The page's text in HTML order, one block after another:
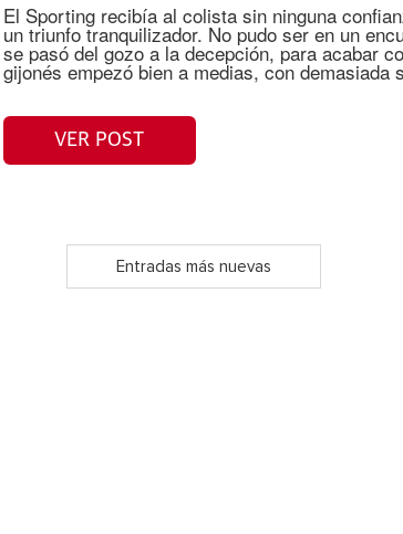
El Sporting recibía al colista sin ninguna
un triunfo tranquilizador. No pudo ser en un
se pasó del gozo a la decepción, para acabar
gijonés empezó bien a medias, con
VER POST
Entradas más nuevas